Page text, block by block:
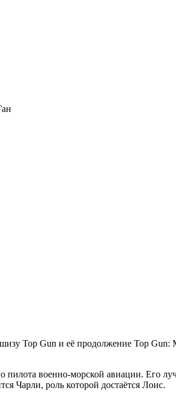
Top Gun и её продолжение Top Gun:
военно-морской авиации. Его
Чарли, роль которой достаётся Лоис.